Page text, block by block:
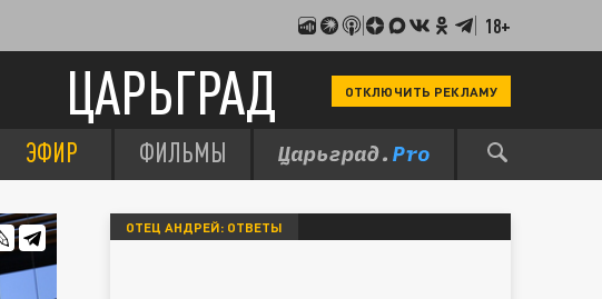
18+
ЦАРЬГРАД ОТКЛЮЧИТЬ РЕКЛАМУ
ЭФИР ФИЛЬМЫ
ОТЕЦ АНДРЕЙ: ОТВЕТЫ